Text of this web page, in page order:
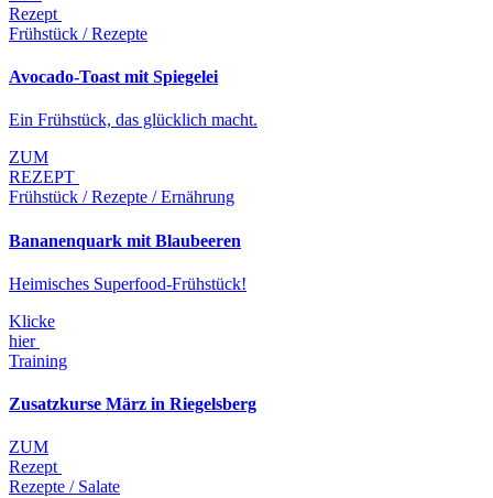
Rezept
Frühstück / Rezepte
Avocado-Toast mit Spiegelei
Ein Frühstück, das glücklich macht.
ZUM
REZEPT
Frühstück / Rezepte / Ernährung
Bananenquark mit Blaubeeren
Heimisches Superfood-Frühstück!
Klicke
hier
Training
Zusatzkurse März in Riegelsberg
ZUM
Rezept
Rezepte / Salate